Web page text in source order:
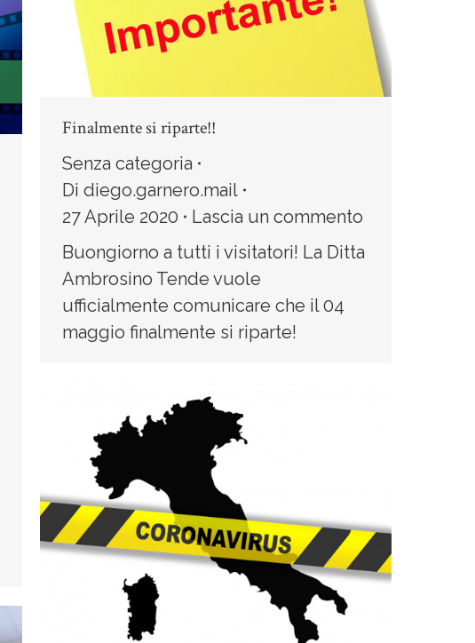
Finalmente si riparte!!
Senza categoria
Di diego.garnero.mail
27 Aprile 2020
Lascia un commento
Buongiorno a tutti i visitatori! La Ditta
Ambrosino Tende vuole
ufficialmente comunicare che il 04
maggio finalmente si riparte!